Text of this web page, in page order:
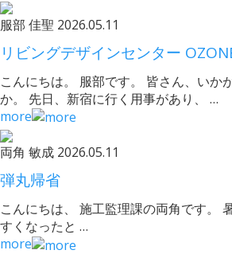
服部 佳聖 2026.05.11
リビングデザインセンター
こんにちは。 服部です。 皆さん、いか
か。 先日、新宿に行く用事があり、 …
more
両角 敏成 2026.05.11
弾丸帰省
こんにちは、 施工監理課の両角です。
すくなったと …
more